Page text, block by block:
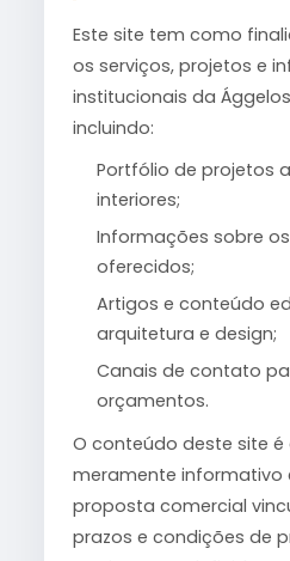
Este site tem como
os serviços, projetos e
institucionais da
incluindo:
Portfólio de projetos
interiores;
Informações sobre
oferecidos;
Artigos e conteúdo
arquitetura e design;
Canais de contato
orçamentos.
O conteúdo deste site
meramente informativo
proposta comercial
prazos e condições de